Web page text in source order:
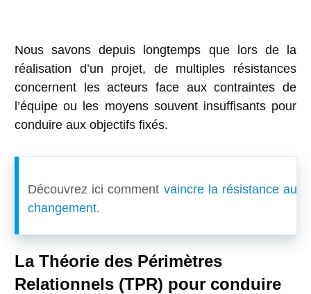
Nous savons depuis longtemps que lors de la
réalisation d’un projet, de multiples résistances
concernent les acteurs face aux contraintes de
l’équipe ou les moyens souvent insuffisants pour
conduire aux objectifs fixés.
Découvrez ici comment vaincre la résistance au
changement.
La Théorie des Périmètres
Relationnels (TPR) pour conduire